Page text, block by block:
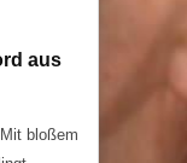
aus
bloßem